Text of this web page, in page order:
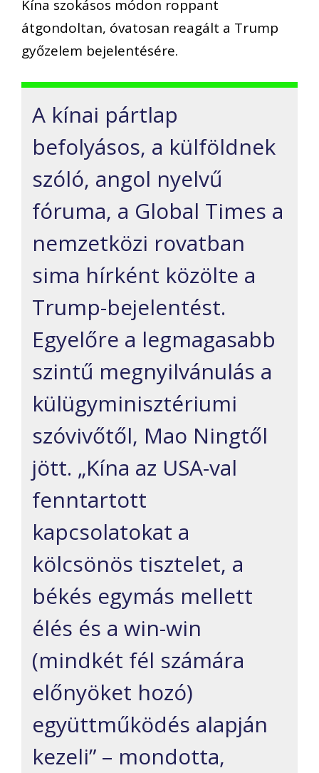
Kína szokásos módon roppant
átgondoltan, óvatosan reagált a Trump
győzelem bejelentésére.
A kínai pártlap
befolyásos, a külföldnek
szóló, angol nyelvű
fóruma, a Global Times a
nemzetközi rovatban
sima hírként közölte a
Trump-bejelentést.
Egyelőre a legmagasabb
szintű megnyilvánulás a
külügyminisztériumi
szóvivőtől, Mao Ningtől
jött. „Kína az USA-val
fenntartott
kapcsolatokat a
kölcsönös tisztelet, a
békés egymás mellett
élés és a win-win
(mindkét fél számára
előnyöket hozó)
együttműködés alapján
kezeli” – mondotta,